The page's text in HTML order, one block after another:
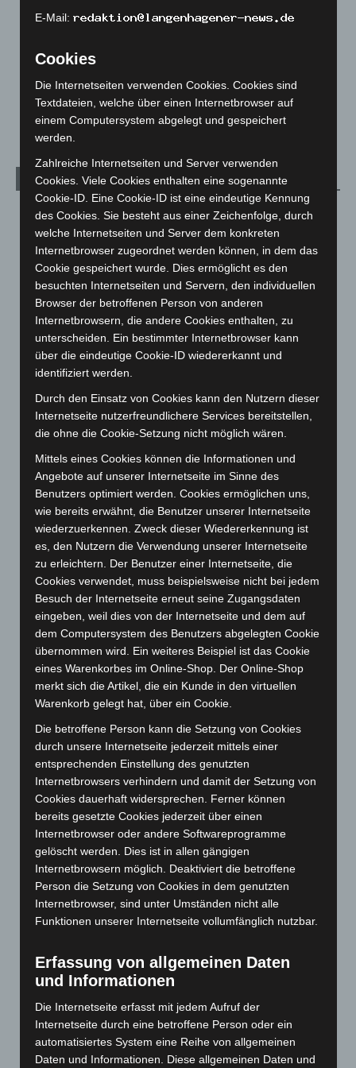
Leserbriefe
Über uns
Veranstaltungen
Welt
Archiv
August 2026(12)
Juli 2026 (73)
Juni 2026
Mai 2026(99)
April 2026 (99)
März 2026(115)
Februar 2026(109)
Januar 2026 (122)
Dezember 2025(103)
November 2025(114)
Oktober 2025
(112)
September 2025(93)
August 2025(90)
Juli 2025(90)
Juni 2025 (103)
Mai 2025(112)
April 2025(88)
März 2025(111)
Februar 2025(96)
Januar 2025(88)
Dezember 2024(89)
November 2024
(94)
Oktober 2024(93)
September 2024(112)
August 2024(107)
Juli 2024
Juni 2024(107)
Mai 2024(149)
April 2024(102)
März 2024(103)
Februar 2024(103)
Januar 2024
Dezember 2023(130)
November 2023(130)
Oktober 2023(114)
September 2023 (133)
E-Mail:
Cookies
Die Internetseiten verwenden Cookies. Cookies sind
Textdateien, welche über einen Internetbrowser auf
einem Computersystem abgelegt und gespeichert
werden.
Zahlreiche Internetseiten und Server verwenden
Cookies. Viele Cookies enthalten eine sogenannte
Cookie-ID. Eine Cookie-ID ist eine eindeutige Kennung
des Cookies. Sie besteht aus einer Zeichenfolge, durch
welche Internetseiten und Server dem konkreten
Internetbrowser zugeordnet werden können, in dem das
Cookie gespeichert wurde. Dies ermöglicht es den
besuchten Internetseiten und Servern, den individuellen
Browser der betroffenen Person von anderen
Internetbrowsern, die andere Cookies enthalten, zu
unterscheiden. Ein bestimmter Internetbrowser kann
über die eindeutige Cookie-ID wiedererkannt und
identifiziert werden.
Durch den Einsatz von Cookies kann den Nutzern dieser
Internetseite nutzerfreundlichere Services bereitstellen,
die ohne die Cookie-Setzung nicht möglich wären.
Mittels eines Cookies können die Informationen und
Angebote auf unserer Internetseite im Sinne des
Benutzers optimiert werden. Cookies ermöglichen uns,
wie bereits erwähnt, die Benutzer unserer Internetseite
wiederzuerkennen. Zweck dieser Wiedererkennung ist
es, den Nutzern die Verwendung unserer Internetseite
zu erleichtern. Der Benutzer einer Internetseite, die
Cookies verwendet, muss beispielsweise nicht bei jedem
Besuch der Internetseite erneut seine Zugangsdaten
eingeben, weil dies von der Internetseite und dem auf
dem Computersystem des Benutzers abgelegten Cookie
übernommen wird. Ein weiteres Beispiel ist das Cookie
eines Warenkorbes im Online-Shop. Der Online-Shop
merkt sich die Artikel, die ein Kunde in den virtuellen
Warenkorb gelegt hat, über ein Cookie.
Die betroffene Person kann die Setzung von Cookies
durch unsere Internetseite jederzeit mittels einer
entsprechenden Einstellung des genutzten
Internetbrowsers verhindern und damit der Setzung von
Cookies dauerhaft widersprechen. Ferner können
bereits gesetzte Cookies jederzeit über einen
Internetbrowser oder andere Softwareprogramme
gelöscht werden. Dies ist in allen gängigen
Internetbrowsern möglich. Deaktiviert die betroffene
Person die Setzung von Cookies in dem genutzten
Internetbrowser, sind unter Umständen nicht alle
Funktionen unserer Internetseite vollumfänglich nutzbar.
Erfassung von allgemeinen Daten
und Informationen
Die Internetseite erfasst mit jedem Aufruf der
Internetseite durch eine betroffene Person oder ein
automatisiertes System eine Reihe von allgemeinen
Daten und Informationen. Diese allgemeinen Daten und